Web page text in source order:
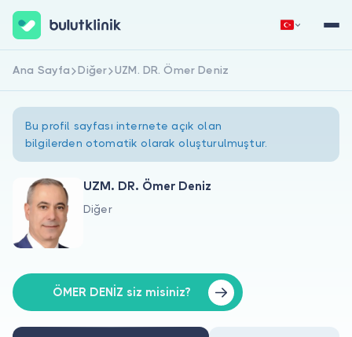
Hakkımızda
Doktorlar için
Hemen Kaydol
Ana Sayfa Diğer UZM. DR. Ömer Deniz
Bu profil sayfası internete açık olan
bilgilerden otomatik olarak oluşturulmuştur.
UZM. DR. Ömer Deniz
Diğer
ÖMER DENİZ siz misiniz?